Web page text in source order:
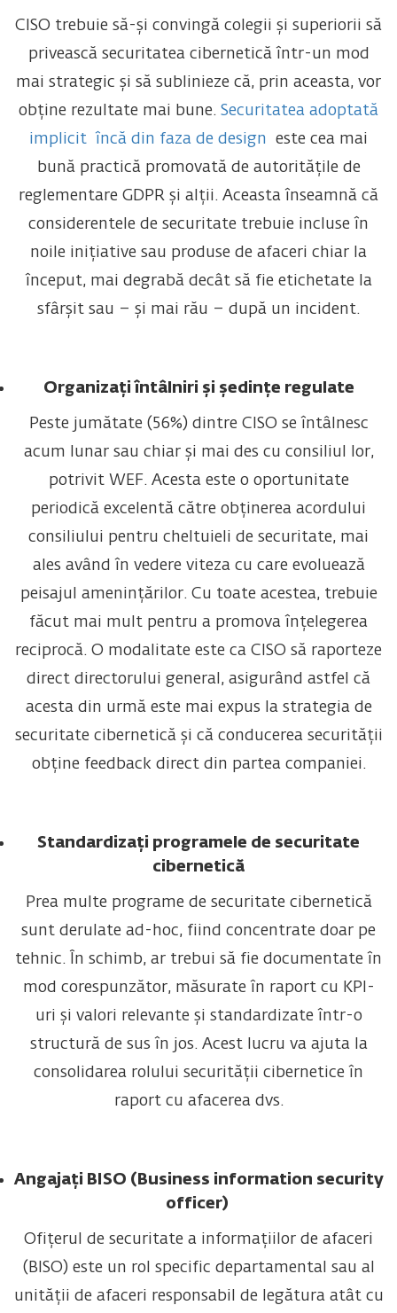
CISO trebuie să-și convingă colegii și superiorii să
privească securitatea cibernetică într-un mod
mai strategic și să sublinieze că, prin aceasta, vor
obține rezultate mai bune. Securitatea adoptată
implicit încă din faza de design este cea mai
bună practică promovată de autoritățile de
reglementare GDPR și alții. Aceasta înseamnă că
considerentele de securitate trebuie incluse în
noile inițiative sau produse de afaceri chiar la
început, mai degrabă decât să fie etichetate la
sfârșit sau – și mai rău – după un incident.
Organizați întâlniri și ședințe regulate
Peste jumătate (56%) dintre CISO se întâlnesc
acum lunar sau chiar și mai des cu consiliul lor,
potrivit WEF. Acesta este o oportunitate
periodică excelentă către obținerea acordului
consiliului pentru cheltuieli de securitate, mai
ales având în vedere viteza cu care evoluează
peisajul amenințărilor. Cu toate acestea, trebuie
făcut mai mult pentru a promova înțelegerea
reciprocă. O modalitate este ca CISO să raporteze
direct directorului general, asigurând astfel că
acesta din urmă este mai expus la strategia de
securitate cibernetică și că conducerea securității
obține feedback direct din partea companiei.
Standardizați programele de securitate
cibernetică
Prea multe programe de securitate cibernetică
sunt derulate ad-hoc, fiind concentrate doar pe
tehnic. În schimb, ar trebui să fie documentate în
mod corespunzător, măsurate în raport cu KPI-
uri și valori relevante și standardizate într-o
structură de sus în jos. Acest lucru va ajuta la
consolidarea rolului securității cibernetice în
raport cu afacerea dvs.
Angajați BISO (Business information security
officer)
Ofițerul de securitate a informațiilor de afaceri
(BISO) este un rol specific departamental sau al
unității de afaceri responsabil de legătura atât cu